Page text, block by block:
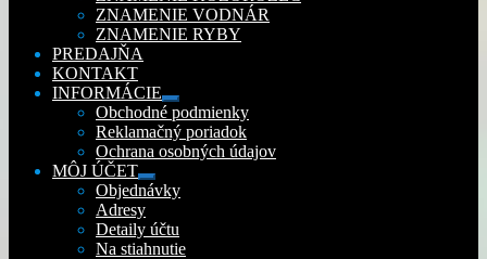
ZNAMENIE VODNÁR
ZNAMENIE RYBY
PREDAJŇA
KONTAKT
INFORMÁCIE
Rozbaliť
podradené
menu
Obchodné podmienky
Reklamačný poriadok
Ochrana osobných údajov
MÔJ ÚČET
Rozbaliť
podradené
Objednávky
Adresy
Detaily účtu
Na stiahnutie